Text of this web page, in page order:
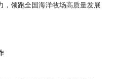
，领跑全国海洋牧场高质量发展